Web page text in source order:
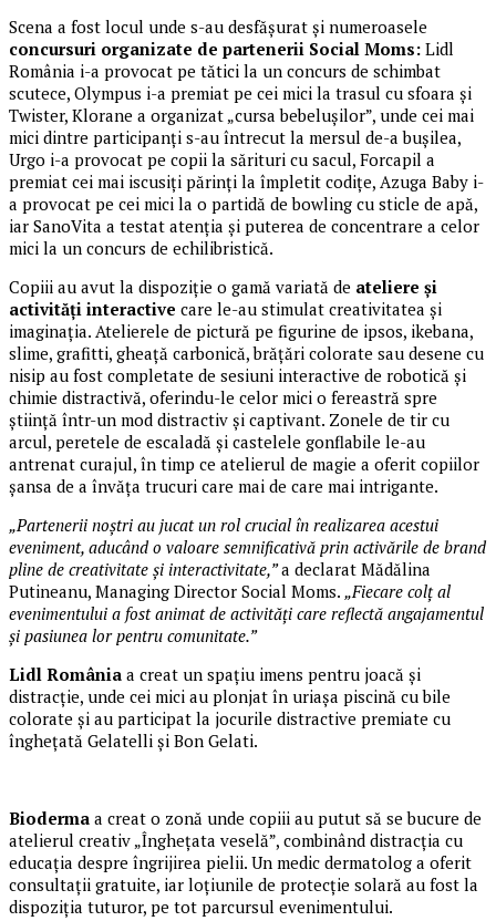
Scena a fost locul unde s-au desfășurat și numeroasele
concursuri organizate de partenerii Social Moms: Lidl
România i-a provocat pe tătici la un concurs de schimbat
scutece, Olympus i-a premiat pe cei mici la trasul cu sfoara și
Twister, Klorane a organizat „cursa bebelușilor”, unde cei mai
mici dintre participanți s-au întrecut la mersul de-a bușilea,
Urgo i-a provocat pe copii la sărituri cu sacul, Forcapil a
premiat cei mai iscusiți părinți la împletit codițe, Azuga Baby i-
a provocat pe cei mici la o partidă de bowling cu sticle de apă,
iar SanoVita a testat atenția și puterea de concentrare a celor
mici la un concurs de echilibristică.
Copiii au avut la dispoziție o gamă variată de ateliere și
activități interactive care le-au stimulat creativitatea și
imaginația. Atelierele de pictură pe figurine de ipsos, ikebana,
slime, grafitti, gheață carbonică, brățări colorate sau desene cu
nisip au fost completate de sesiuni interactive de robotică și
chimie distractivă, oferindu-le celor mici o fereastră spre
știință într-un mod distractiv și captivant. Zonele de tir cu
arcul, peretele de escaladă și castelele gonflabile le-au
antrenat curajul, în timp ce atelierul de magie a oferit copiilor
șansa de a învăța trucuri care mai de care mai intrigante.
„Partenerii noștri au jucat un rol crucial în realizarea acestui
eveniment, aducând o valoare semnificativă prin activările de brand
pline de creativitate și interactivitate,”a declarat Mădălina
Putineanu, Managing Director Social Moms. „Fiecare colț al
evenimentului a fost animat de activități care reflectă angajamentul
și pasiunea lor pentru comunitate.”
Lidl România a creat un spațiu imens pentru joacă și
distracție, unde cei mici au plonjat în uriașa piscină cu bile
colorate și au participat la jocurile distractive premiate cu
înghețată Gelatelli și Bon Gelati.
Bioderma a creat o zonă unde copiii au putut să se bucure de
atelierul creativ „Înghețata veselă”, combinând distracția cu
educația despre îngrijirea pielii. Un medic dermatolog a oferit
consultații gratuite, iar loțiunile de protecție solară au fost la
dispoziția tuturor, pe tot parcursul evenimentului.